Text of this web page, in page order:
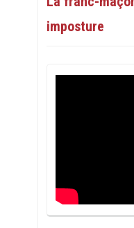
imposture